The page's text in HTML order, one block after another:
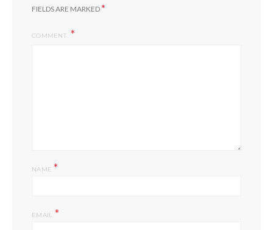
FIELDS ARE MARKED*
COMMENT
NAME*
EMAIL *